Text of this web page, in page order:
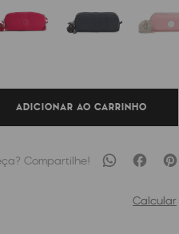
ADICIONAR AO CARRINHO
Calcular